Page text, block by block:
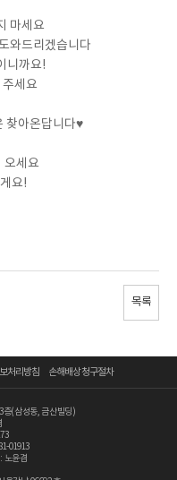
마세요
와드리겠습니다
니까요!
세요
찾아온답니다♥
오세요
요!
목록
처리방침 손해배상 청구절차
층(삼성동, 금산빌딩)
01913
노윤겸